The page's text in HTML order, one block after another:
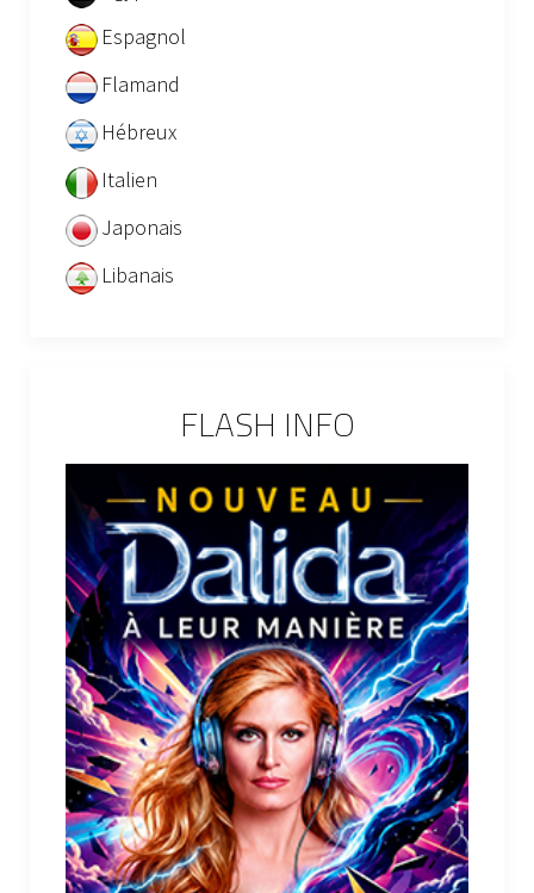
Espagnol
Flamand
Hébreux
Italien
Japonais
Libanais
FLASH INFO